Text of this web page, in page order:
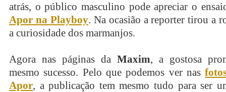
atrás, o público masculino pode apreciar o
Apor na Playboy. Na ocasião a reporter tirou a
a curiosidade dos marmanjos.
Agora nas páginas da Maxim, a gostosa
mesmo sucesso. Pelo que podemos ver nas
Apor, a publicação tem mesmo tudo para ser